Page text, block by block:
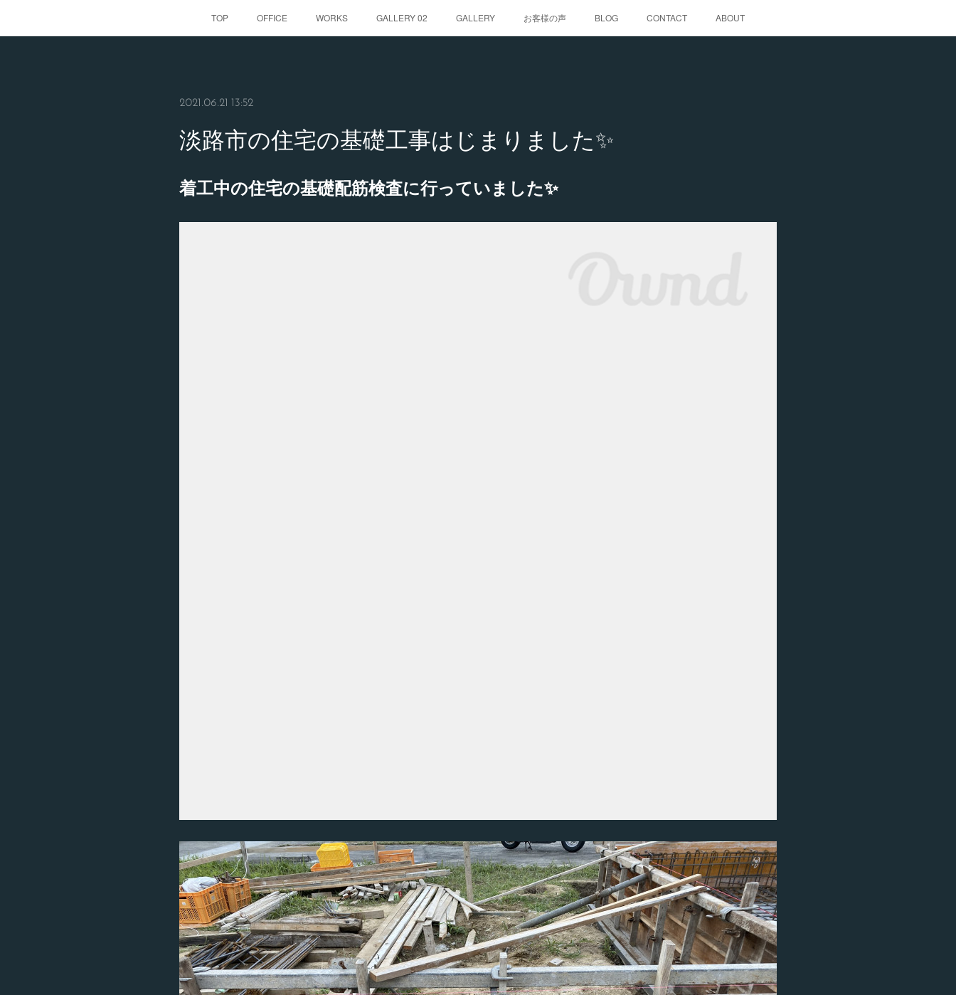
TOP OFFICE WORKS GALLERY 02 GALLERY お客様の声 BLOG CONTACT ABOUT
2021.06.21 13:52
淡路市の住宅の基礎工事はじまりました✨
着工中の住宅の基礎配筋検査に行っていました✨